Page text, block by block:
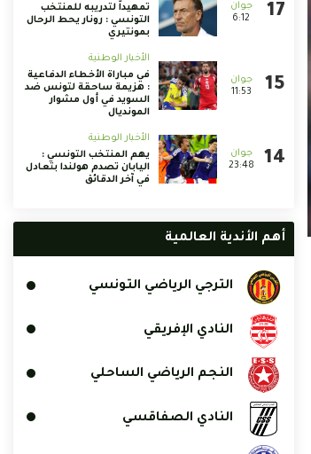
6:12
تمهيداً لتدريبه للمنتخب
التونسي : رونار يحط الرحال
بمونتيري
11:53
الأخبار الوطنية
في مباراة الأخطاء الدفاعية
: هزيمة ساحقة لتونس ضد
السويد في أول مشوار
المونديال
23:48
الأخبار الوطنية
يهم المنتخب التونسي :
اليابان تصدم هولندا بتعادل
في آخر الدقائق
أهم الأندية العالمية
الترجي الرياضي التونسي
النادي الإفريقي
النجم الرياضي الساحلي
النادي الصفاقسي